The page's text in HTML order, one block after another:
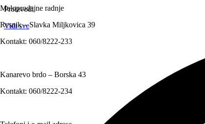
Maloprodajne radnje
Resnik – Slavka Miljkovica 39
Kontakt: 060/8222-233
Kanarevo brdo – Borska 43
Kontakt: 060/8222-234
Proizvodi
Vidi sve